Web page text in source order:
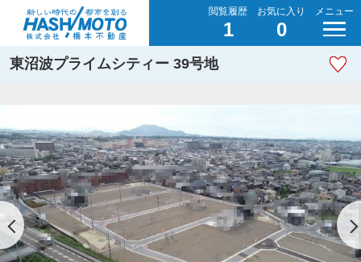
閲覧履歴
1
お気に入り
0
メニュー
東沼波プライムシティー 39号地